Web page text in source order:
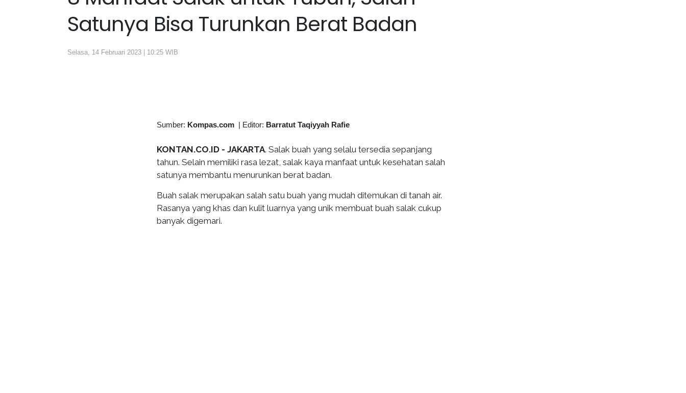
Satunya Bisa Turunkan Berat Badan
Selasa, 14 Februari 2023 | 10:25 WIB
Sumber: Kompas.com | Editor: Barratut Taqiyyah Rafie
KONTAN.CO.ID - JAKARTA. Salak buah yang selalu tersedia sepanjang
tahun. Selain memiliki rasa lezat, salak kaya manfaat untuk kesehatan salah
satunya membantu menurunkan berat badan.
Buah salak merupakan salah satu buah yang mudah ditemukan di tanah air.
Rasanya yang khas dan kulit luarnya yang unik membuat buah salak cukup
banyak digemari.